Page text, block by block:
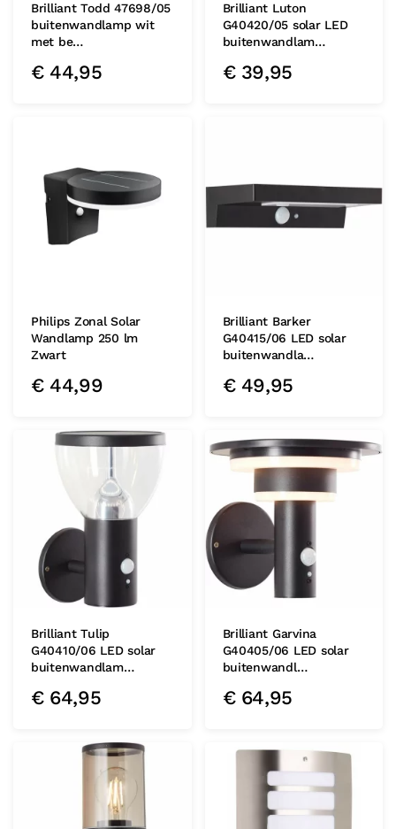
Brilliant Todd 47698/05
buitenwandlamp wit
met be…
€44,95
Brilliant Luton
G40420/05 solar LED
buitenwandlam…
€39,95
Philips Zonal Solar
Wandlamp 250 lm
Zwart
€44,99
Brilliant Barker
G40415/06 LED solar
buitenwandla…
€49,95
Brilliant Tulip
G40410/06 LED solar
buitenwandlam…
€64,95
Brilliant Garvina
G40405/06 LED solar
buitenwandl…
€64,95